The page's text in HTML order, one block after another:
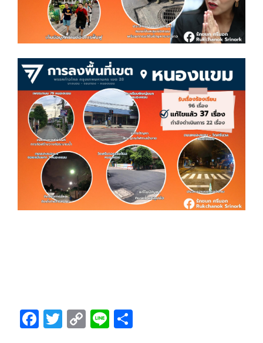
F T C Li